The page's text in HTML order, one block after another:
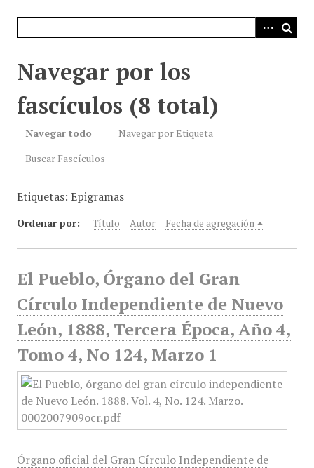
Navegar por los
fascículos (8 total)
Navegar todo
Navegar por Etiqueta
Buscar Fascículos
Etiquetas: Epigramas
Ordenar por: Título Autor Fecha de agregación
El Pueblo, Órgano del Gran
Círculo Independiente de Nuevo
León, 1888, Tercera Época, Año 4,
Tomo 4, No 124, Marzo 1
Órgano oficial del Gran Círculo Independiente de